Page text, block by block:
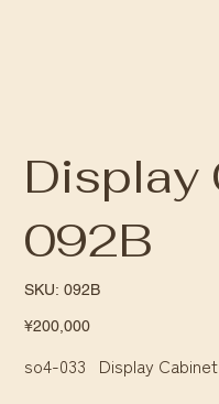
092B
SKU: SKU
092B
092B
Price
¥200,000
so4-033 Display